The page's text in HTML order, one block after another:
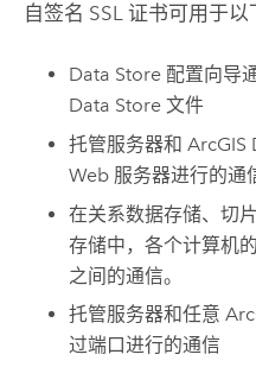
自签名 SSL 证书可用于以
Data Store 配置向导
Data Store 文件
托管服务器和ArcGIS
Web 服务器进行的通
在关系数据存储、切
存储中，各个计算机
之间的通信。
托管服务器和任意
过端口进行的通信